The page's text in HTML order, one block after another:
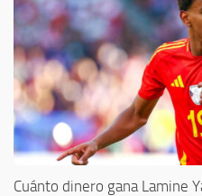
Cuánto dinero gana Lamine